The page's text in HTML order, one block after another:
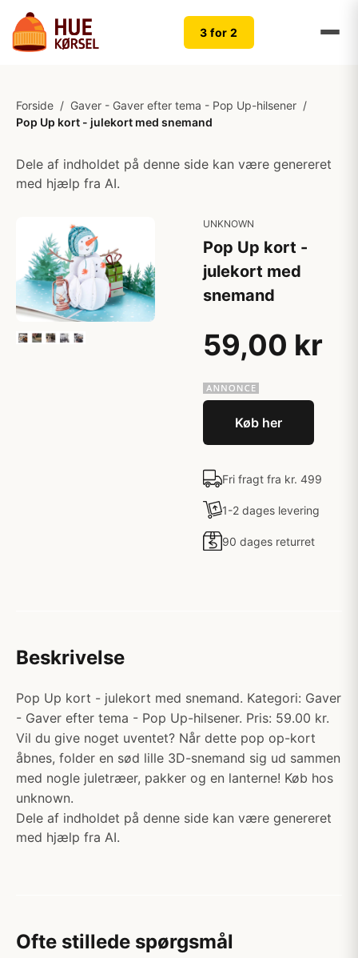
3 for 2
Forside / Gaver - Gaver efter tema - Pop Up-hilsener /
Pop Up kort - julekort med snemand
Dele af indholdet på denne side kan være genereret
med hjælp fra AI.
UNKNOWN
Pop Up kort -
julekort med
snemand
59,00 kr
Køb her
Fri fragt fra kr. 499
1-2 dages levering
90 dages returret
Beskrivelse
Pop Up kort - julekort med snemand. Kategori: Gaver
- Gaver efter tema - Pop Up-hilsener. Pris: 59.00 kr.
Vil du give noget uventet? Når dette pop op-kort
åbnes, folder en sød lille 3D-snemand sig ud sammen
med nogle juletræer, pakker og en lanterne! Køb hos
unknown.
Dele af indholdet på denne side kan være genereret
med hjælp fra AI.
Ofte stillede spørgsmål